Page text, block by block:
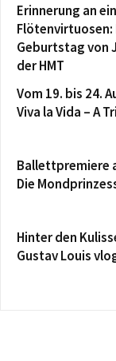
Erinnerung an
Flötenvirtuosen:
Geburtstag von
der HMT
Vom 19. bis 24.
Viva la Vida – A
Ballettpremiere
Die
Hinter den
Gustav Louis